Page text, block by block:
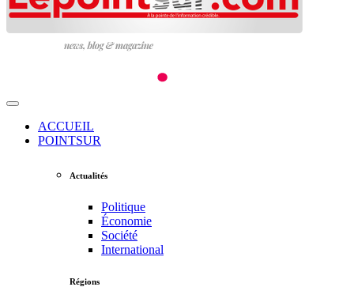
ACCUEIL
POINTSUR
Actualités
Politique
Économie
Société
International
Régions